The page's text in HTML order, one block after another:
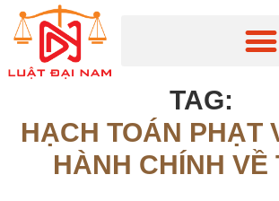
TAG:
HẠCH TOÁN PHẠT
HÀNH CHÍNH VỀ